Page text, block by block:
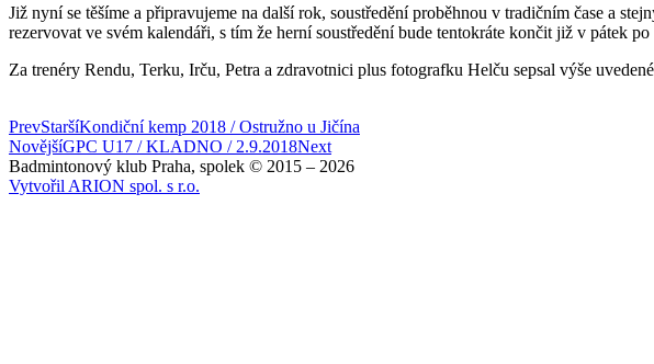
Již nyní se těšíme a připravujeme na další rok, soustředění proběhnou v tradičním čase a
rezervovat ve svém kalendáři, s tím že herní soustředění bude tentokráte končit již v pátek
Za trenéry Rendu, Terku, Irču, Petra a zdravotnici plus fotografku Helču sepsal výše
PrevStaršíKondiční kemp 2018 / Ostružno u Jičína
NovějšíGPC U17 / KLADNO / 2.9.2018Next
Badmintonový klub Praha, spolek © 2015 – 2026
Vytvořil ARION spol. s r.o.